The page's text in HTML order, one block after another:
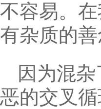
不容易。
有杂质的
因为混
恶的交叉